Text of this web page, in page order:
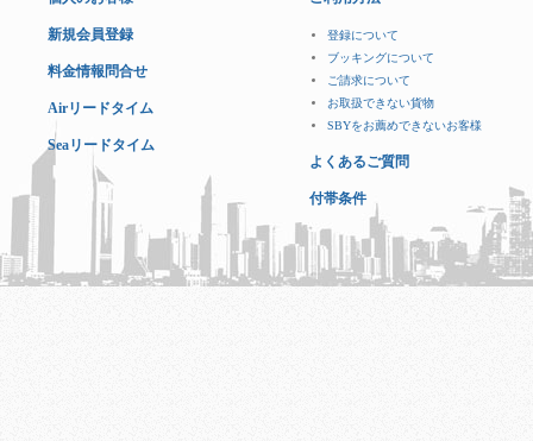
新規会員登録
料金情報問合せ
Airリードタイム
Seaリードタイム
登録について
ブッキングについて
ご請求について
お取扱できない貨物
SBYをお薦めできないお客様
よくあるご質問
付帯条件